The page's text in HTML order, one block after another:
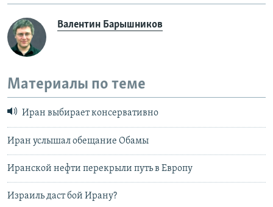
Валентин Барышников
Материалы по теме
Иран выбирает консервативно
Иран услышал обещание Обамы
Иранской нефти перекрыли путь в Европу
Израиль даст бой Ирану?